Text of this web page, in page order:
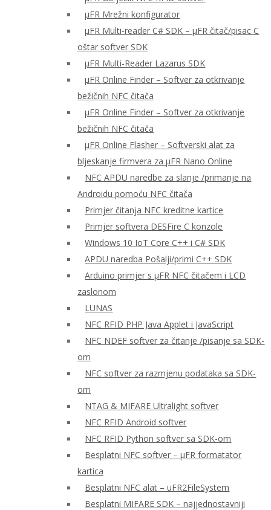
μFR Mrežni konfigurator
μFR Multi-reader C# SDK – μFR čitač/pisac C
oštar softver SDK
μFR Multi-Reader Lazarus SDK
μFR Online Finder – Softver za otkrivanje
bežičnih NFC čitača
μFR Online Finder – Softver za otkrivanje
bežičnih NFC čitača
μFR Online Flasher – Softverski alat za
bljeskanje firmvera za μFR Nano Online
NFC APDU naredbe za slanje /primanje na
Androidu pomoću NFC čitača
Primjer čitanja NFC kreditne kartice
Primjer softvera DESFire C konzole
Windows 10 IoT Core C++ i C# SDK
APDU naredba Pošalji/primi C++ SDK
Arduino primjer s μFR NFC čitačem i LCD
zaslonom
LUNAS
NFC RFID PHP Java Applet i JavaScript
NFC NDEF softver za čitanje /pisanje sa SDK-
om
NFC softver za razmjenu podataka sa SDK-
om
NTAG & MIFARE Ultralight softver
NFC RFID Android softver
NFC RFID Python softver sa SDK-om
Besplatni NFC softver – μFR formatator
kartica
Besplatni NFC alat – uFR2FileSystem
Besplatni MIFARE SDK – najjednostavniji